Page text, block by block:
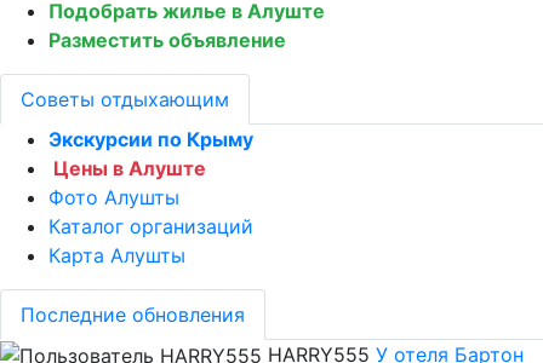
Подобрать жилье в Алуште
Разместить объявление
Советы отдыхающим
Экскурсии по Крыму
Цены в Алуште
Фото Алушты
Каталог организаций
Карта Алушты
Последние обновления
HARRY555 У отеля Бартон